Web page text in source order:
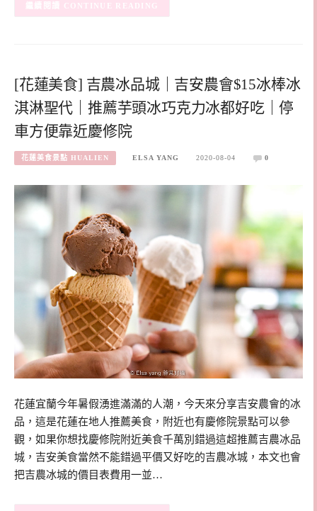
CONTINUE READING
[花蓮美食] 吉農冰品城｜吉安農會$15冰棒冰
淇淋聖代｜推薦芋頭冰巧克力冰都好吃｜停
車方便靠近慶修院
花蓮美食景點 HUALIEN ELSA YANG 2020-08-04 0
花蓮宜蘭今年暑假湧進滿滿的人潮，今天來分享吉安農會的冰
品，這是花蓮在地人推薦美食，附近也有慶修院景點可以參
觀，如果你想找慶修院附近美食千萬別錯過這超推薦吉農冰品
城，吉安美食當然不能錯過平價又好吃的吉農冰城，本文也會
把吉農冰城的價目表費用一並…